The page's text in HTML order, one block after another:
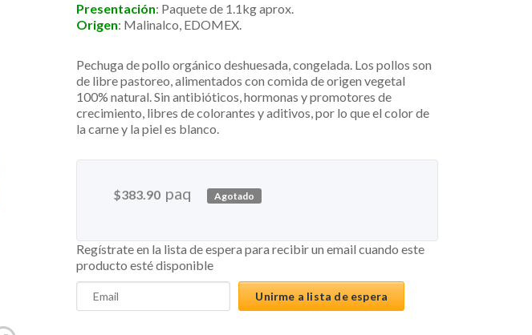
Presentación: Paquete de 1.1kg aprox.
Origen: Malinalco, EDOMEX.
Pechuga de pollo orgánico deshuesada, congelada. Los pollos son
de libre pastoreo, alimentados con comida de origen vegetal
100% natural. Sin antibióticos, hormonas y promotores de
crecimiento, libres de colorantes y aditivos, por lo que el color de
la carne y la piel es blanco.
$383.90 paq Agotado
Regístrate en la lista de espera para recibir un email cuando este
producto esté disponible
Enter
your
Unirme a lista de espera